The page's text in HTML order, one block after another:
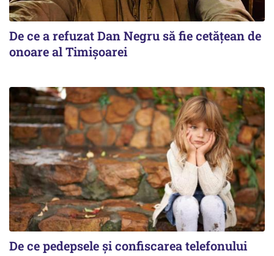
De ce a refuzat Dan Negru să fie cetățean de
onoare al Timișoarei
De ce pedepsele și confiscarea telefonului